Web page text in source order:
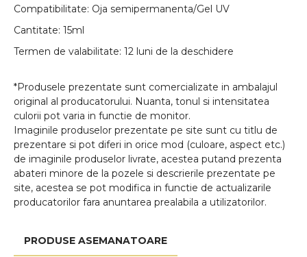
Compatibilitate: Oja semipermanenta/Gel UV
Cantitate: 15ml
Termen de valabilitate: 12 luni de la deschidere
*Produsele prezentate sunt comercializate in ambalajul
original al producatorului. Nuanta, tonul si intensitatea
culorii pot varia in functie de monitor.
Imaginile produselor prezentate pe site sunt cu titlu de
prezentare si pot diferi in orice mod (culoare, aspect etc.)
de imaginile produselor livrate, acestea putand prezenta
abateri minore de la pozele si descrierile prezentate pe
site, acestea se pot modifica in functie de actualizarile
producatorilor fara anuntarea prealabila a utilizatorilor.
PRODUSE ASEMANATOARE